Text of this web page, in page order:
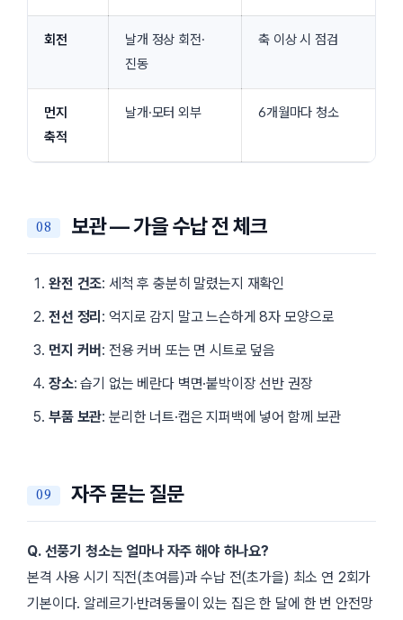
회전
날개 정상 회전·
진동
축 이상 시 점검
먼지
축적
날개·모터 외부 6개월마다 청소
보관 — 가을 수납 전 체크
완전 건조: 세척 후 충분히 말렸는지 재확인
전선 정리 : 억지로 감지 말고 느슨하게 8자 모양으로
먼지 커버 : 전용 커버 또는 면 시트로 덮음
장소: 습기 없는 베란다 벽면·붙박이장 선반 권장
부품 보관: 분리한 너트·캡은 지퍼백에 넣어 함께 보관
자주 묻는 질문
Q. 선풍기 청소는 얼마나 자주 해야 하나요?
본격 사용 시기 직전(초여름)과 수납 전(초가을) 최소 연 2회가
기본이다. 알레르기·반려동물이 있는 집은 한 달에 한 번 안전망